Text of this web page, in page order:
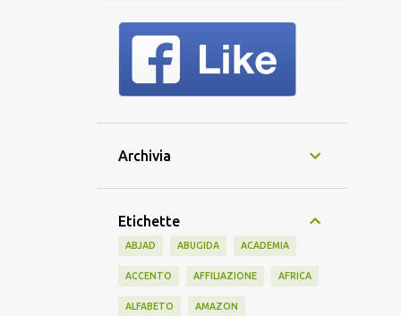
Archivia
Etichette
ABJAD ABUGIDA ACADEMIA
ACCENTO AFFILIAZIONE AFRICA
ALFABETO AMAZON